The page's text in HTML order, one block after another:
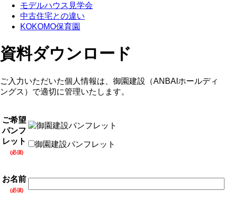
モデルハウス見学会
中古住宅との違い
KOKOMO保育園
資料ダウンロード
ご入力いただいた個人情報は、御園建設（ANBAIホールディ
ングス）で適切に管理いたします。
ご希望
パンフ
レット
(必須)
御園建設パンフレット
お名前
(必須)